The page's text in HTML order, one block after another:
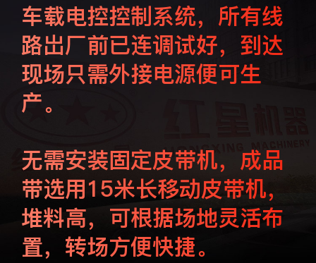
车载电控控制系统，所有线
路岀厂前已连调试好，到达
现场只需外接电源便可生
产。
无需安装固定皮带机，成品
带选用15米长移动皮带机，
堆料高，可根据场地灵活布
置，转场方便快捷。